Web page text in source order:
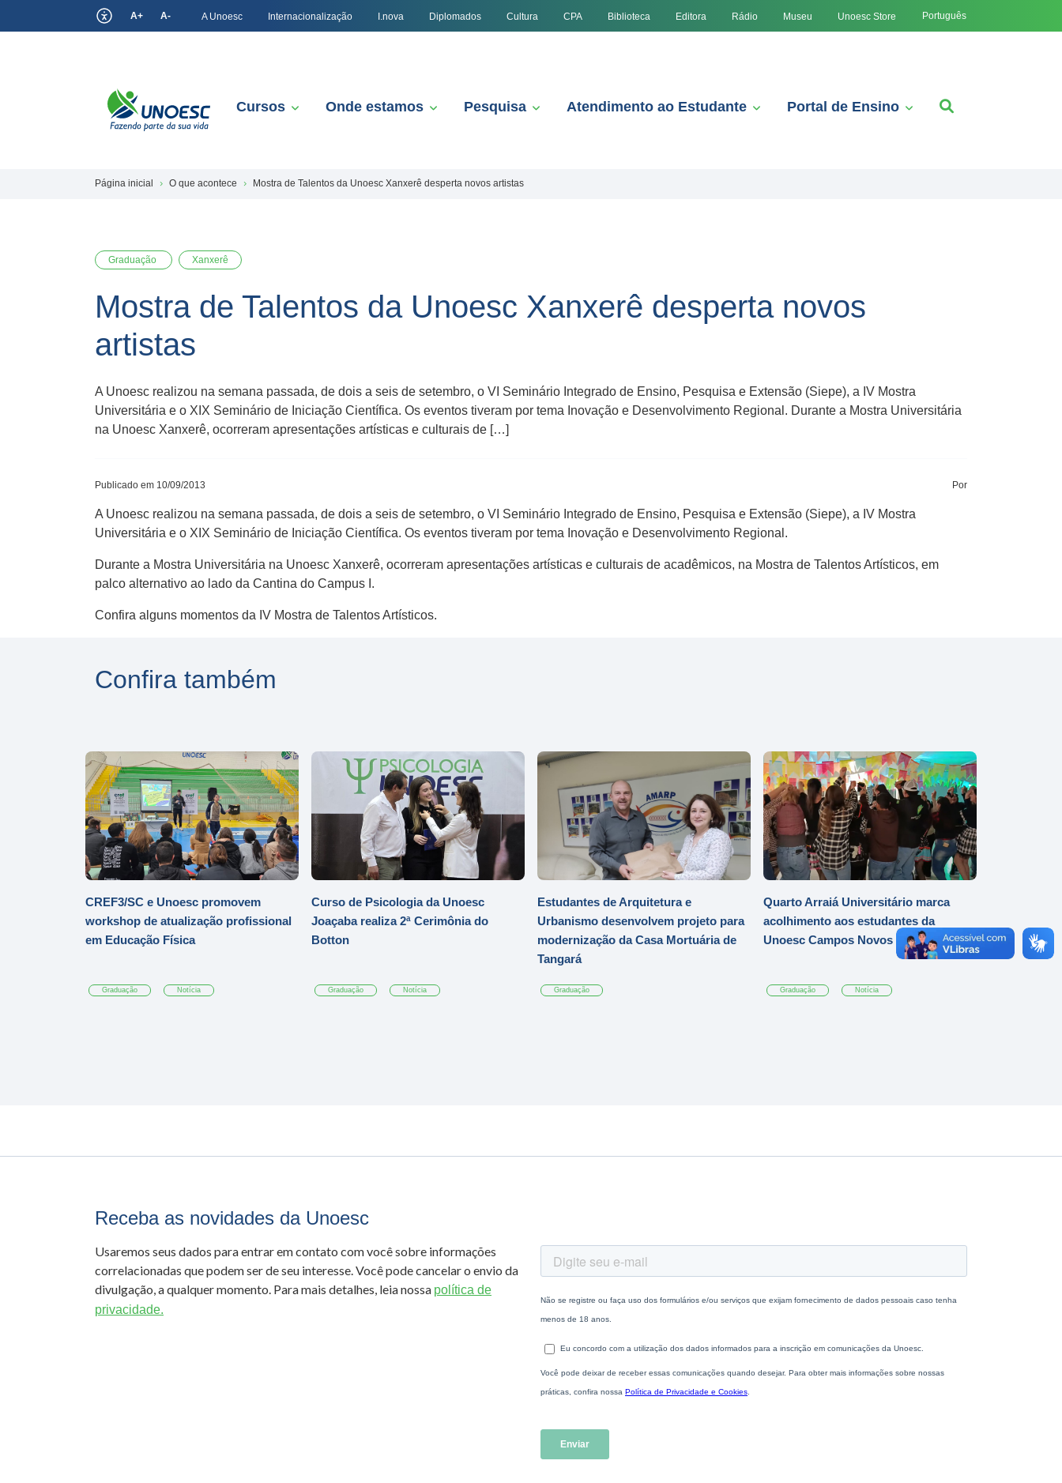
A+ A- A Unoesc Internacionalização I.nova Diplomados Cultura CPA Biblioteca Editora Rádio Museu Unoesc Store Português
Cursos Onde estamos Pesquisa Atendimento ao Estudante Portal de Ensino
Página inicial O que acontece Mostra de Talentos da Unoesc Xanxerê desperta novos artistas
Graduação Xanxerê
Mostra de Talentos da Unoesc Xanxerê desperta novos
artistas
A Unoesc realizou na semana passada, de dois a seis de setembro, o VI Seminário Integrado de Ensino, Pesquisa e Extensão (Siepe), a IV Mostra
Universitária e o XIX Seminário de Iniciação Científica. Os eventos tiveram por tema Inovação e Desenvolvimento Regional. Durante a Mostra Universitária
na Unoesc Xanxerê, ocorreram apresentações artísticas e culturais de […]
Publicado em 10/09/2013 Por
A Unoesc realizou na semana passada, de dois a seis de setembro, o VI Seminário Integrado de Ensino, Pesquisa e Extensão (Siepe), a IV Mostra
Universitária e o XIX Seminário de Iniciação Científica. Os eventos tiveram por tema Inovação e Desenvolvimento Regional.
Durante a Mostra Universitária na Unoesc Xanxerê, ocorreram apresentações artísticas e culturais de acadêmicos, na Mostra de Talentos Artísticos, em
palco alternativo ao lado da Cantina do Campus I.
Confira alguns momentos da IV Mostra de Talentos Artísticos.
Confira também
CREF3/SC e Unoesc promovem
workshop de atualização profissional
em Educação Física
Graduação Notícia
Curso de Psicologia da Unoesc
Joaçaba realiza 2ª Cerimônia do
Botton
Graduação Notícia
Estudantes de Arquitetura e
Urbanismo desenvolvem projeto para
modernização da Casa Mortuária de
Tangará
Graduação
Quarto Arraiá Universitário marca
acolhimento aos estudantes da
Unoesc Campos Novos
Graduação Notícia
Receba as novidades da Unoesc
Usaremos seus dados para entrar em contato com você sobre informações
correlacionadas que podem ser de seu interesse. Você pode cancelar o envio da
divulgação, a qualquer momento. Para mais detalhes, leia nossa política de
privacidade.